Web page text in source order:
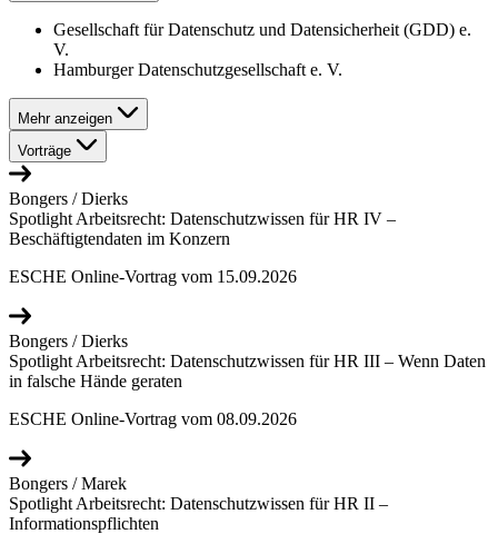
Gesellschaft für Datenschutz und Datensicherheit (GDD) e.
V.
Hamburger Datenschutzgesellschaft e. V.
Mehr anzeigen
Vorträge
Bongers / Dierks
Spotlight Arbeitsrecht: Datenschutzwissen für HR IV –
Beschäftigtendaten im Konzern
ESCHE Online-Vortrag vom 15.09.2026
Bongers / Dierks
Spotlight Arbeitsrecht: Datenschutzwissen für HR III – Wenn Daten
in falsche Hände geraten
ESCHE Online-Vortrag vom 08.09.2026
Bongers / Marek
Spotlight Arbeitsrecht: Datenschutzwissen für HR II –
Informationspflichten